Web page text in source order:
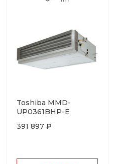
Toshiba MMD-
UP0361BHP-E
391 897 ₽